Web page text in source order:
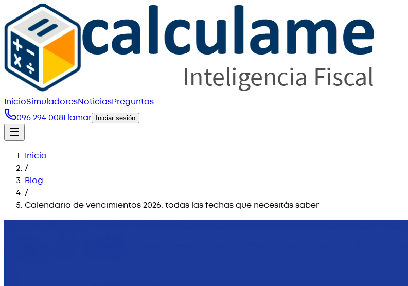
InicioSimuladoresNoticiasPreguntas
096 294 008Llamar Iniciar sesión
Inicio
/
Blog
/
Calendario de vencimientos 2026: todas las fechas que necesitás saber